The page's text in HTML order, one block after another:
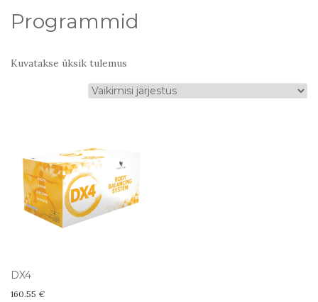
Programmid
Kuvatakse üksik tulemus
DX4
160.55 €